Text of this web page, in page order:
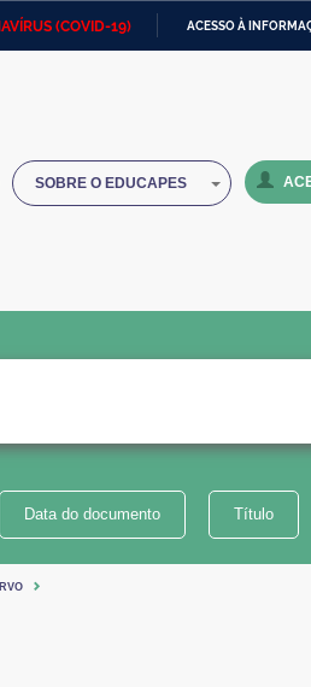
(COVID-19) ACESSO À
Ministério das Relações
SOBRE O EDUCAPES
Data do documento Título